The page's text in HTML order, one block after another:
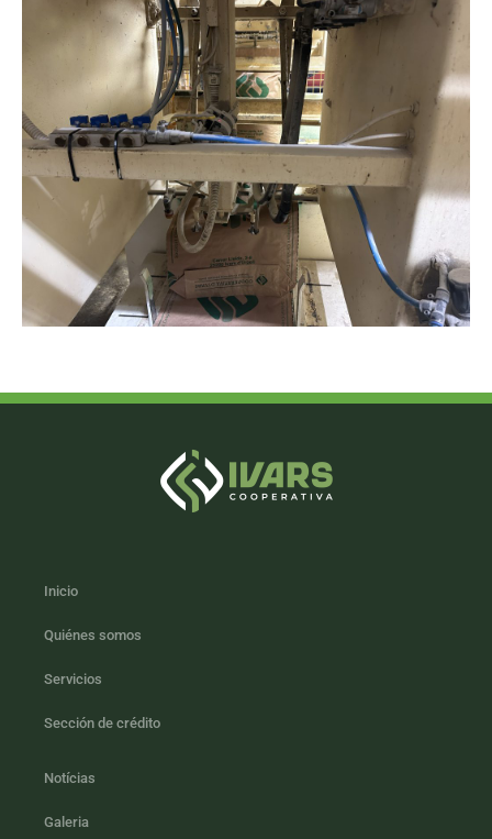
Inicio
Quiénes somos
Servicios
Sección de crédito
Notícias
Galeria